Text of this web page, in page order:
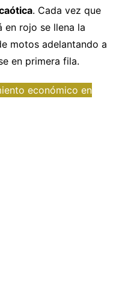
. Cada vez que
en rojo se llena la
motos adelantando a
en primera fila.
económico en